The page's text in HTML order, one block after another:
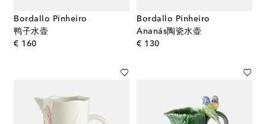
Bordallo Pinheiro
鸭子水壶
€ 160original price
Bordallo Pinheiro
Ananás陶瓷水壶
€ 130original price